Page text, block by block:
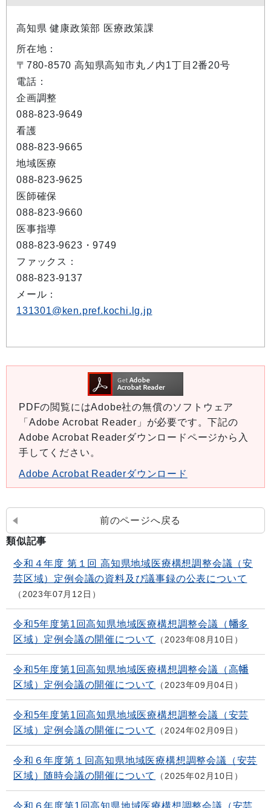
高知県 健康政策部 医療政策課
所在地：
〒780-8570 高知県高知市丸ノ内1丁目2番20号
電話：
企画調整
088-823-9649
看護
088-823-9665
地域医療
088-823-9625
医師確保
088-823-9660
医事指導
088-823-9623・9749
ファックス：
088-823-9137
メール：
131301@ken.pref.kochi.lg.jp
PDFの閲覧にはAdobe社の無償のソフトウェア
「Adobe Acrobat Reader」が必要です。下記の
Adobe Acrobat Readerダウンロードページから入
手してください。
Adobe Acrobat Readerダウンロード
前のページへ戻る
類似記事
令和４年度 第１回 高知県地域医療構想調整会議（安
芸区域）定例会議の資料及び議事録の公表について
2023年07月12日
令和5年度第1回高知県地域医療構想調整会議（幡多
区域）定例会議の開催について
2023年08月10日
令和5年度第1回高知県地域医療構想調整会議（高幡
区域）定例会議の開催について
2023年09月04日
令和5年度第1回高知県地域医療構想調整会議（安芸
区域）定例会議の開催について
2024年02月09日
令和６年度第１回高知県地域医療構想調整会議（安芸
区域）随時会議の開催について
2025年02月10日
令和６年度第1回高知県地域医療構想調整会議（安芸